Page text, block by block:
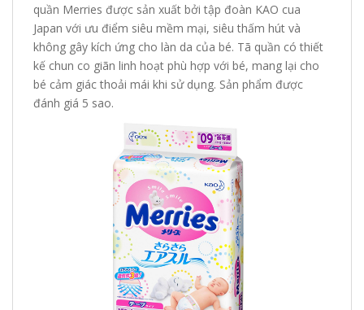
quần Merries được sản xuất bởi tập đoàn KAO cua
Japan với ưu điểm siêu mềm mại, siêu thấm hút và
không gây kích ứng cho làn da của bé. Tã quần có thiết
kế chun co giãn linh hoạt phù hợp với bé, mang lại cho
bé cảm giác thoải mái khi sử dụng. Sản phẩm được
đánh giá 5 sao.